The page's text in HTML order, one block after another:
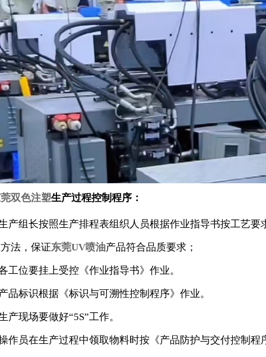
双色注塑生产过程控制程序：
产组长按照生产排程表组织人员根据作业指导书按工艺
法，保证东莞UV喷油产品符合品质要求；
工位要挂上受控《作业指导书》作业。
品标识根据《标识与可溯性控制程序》作业。
产现场要做好“5S”工作。
作员在生产过程中领取物料时按《产品防护与交付控制程